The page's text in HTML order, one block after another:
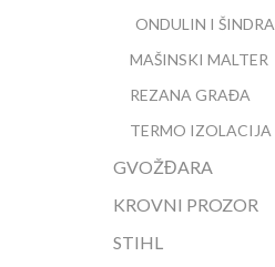
ONDULIN I ŠINDRA
MAŠINSKI MALTER
REZANA GRAĐA
TERMO IZOLACIJA
GVOŽĐARA
KROVNI PROZOR
STIHL